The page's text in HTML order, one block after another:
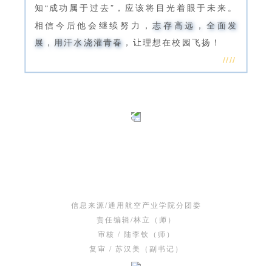
知“成功属于过去”，应该将目光着眼于未来。
相信今后他会继续努力，志存高远，全面发
展，用汗水浇灌青春 ，让理想在校园飞扬！
////
信息来源/通用航空产业学院分团委
责任编辑/林立（师）
审核 / 陆李钦（师）
复审 / 苏汉美（副书记）